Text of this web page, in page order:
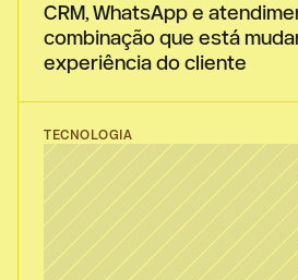
CRM, WhatsApp e
combinação que está
experiência do cliente
TECNOLOGIA